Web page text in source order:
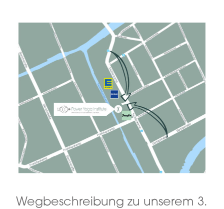
Wegbeschreibung zu unserem 3.